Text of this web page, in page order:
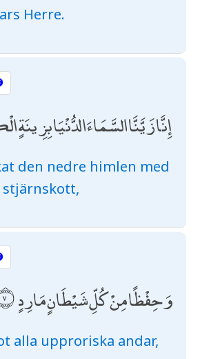
Herre.
إِنَّا زَيَّنَّا السَّمَاءَ الدُّنْيَا
den nedre himlen med
وَحِفْظًا مِنْ كُلِّ شَيْطَانٍ مَارِدٍ
alla upproriska andar,